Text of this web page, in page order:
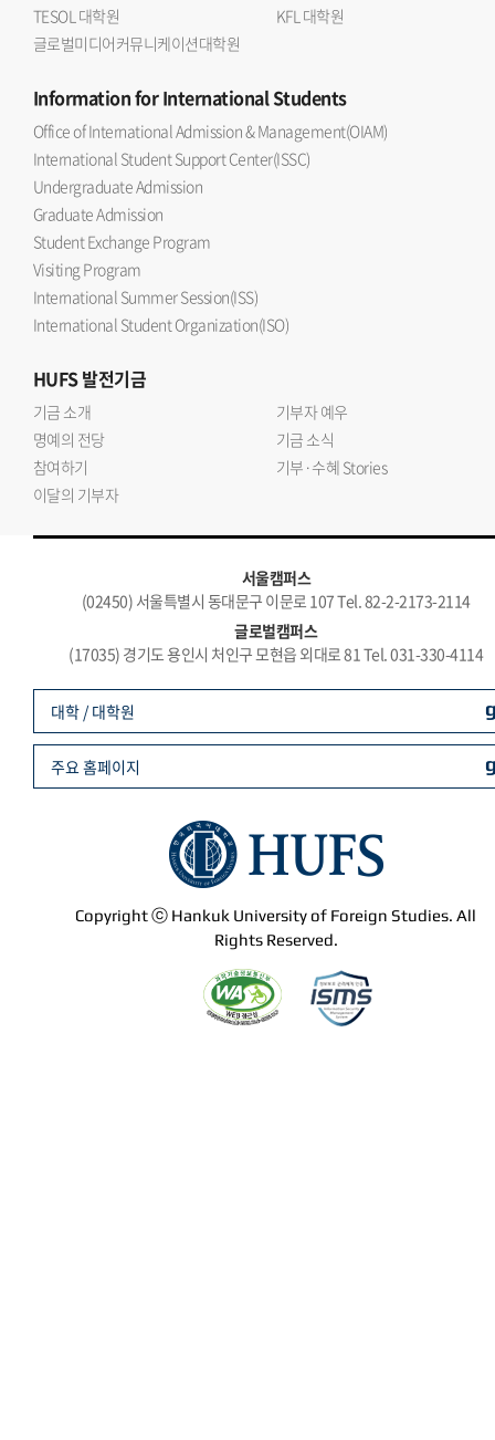
TESOL 대학원
KFL 대학원
글로벌미디어커뮤니케이션대학원
Informationfor International Students
Office of International Admission & Management(OIAM)
International Student Support Center(ISSC)
Undergraduate Admission
Graduate Admission
Student Exchange Program
Visiting Program
International Summer Session(ISS)
International Student Organization(ISO)
HUFS발전기금
기금 소개
기부자 예우
명예의 전당
기금 소식
참여하기
기부·수혜 Stories
이달의 기부자
서울캠퍼스
(02450) 서울특별시 동대문구 이문로 107 Tel. 82-2-2173-2114
글로벌캠퍼스
(17035) 경기도 용인시 처인구 모현읍 외대로 81 Tel. 031-330-4114
Copyright ⓒ Hankuk University of Foreign Studies. All
Rights Reserved.
대학 / 대학원
주요 홈페이지